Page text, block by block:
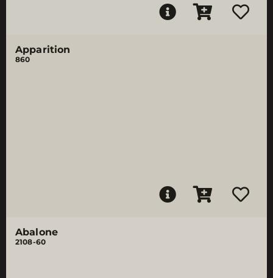
Apparition
860
Abalone
2108-60